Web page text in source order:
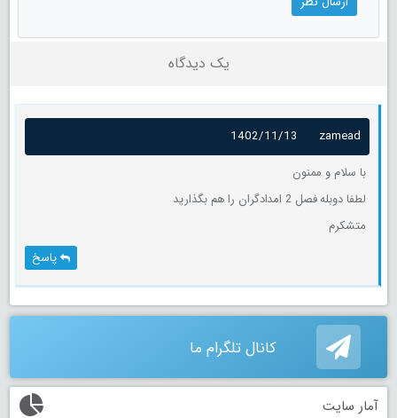
یک دیدگاه
zamead
1402/11/13
با سلام و ممنون
لطفا دوبله فصل 2 امدادگران را هم بگذارید
متشکرم
پاسخ
کانال تلگرام ما
آمار سایت